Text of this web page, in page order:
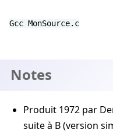
gcc MonSource.c
Notes
Produit 1972 par
suite à B (version